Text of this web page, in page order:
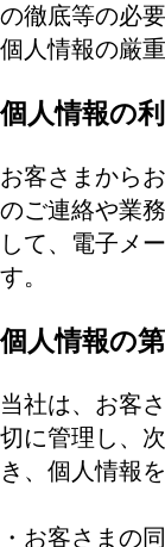
の徹底等の必
個人情報の厳
個人情報の
お客さまから
のご連絡や業
して、電子メ
す。
個人情報の
当社は、お客
切に管理し、
き、個人情報
・お客さまの